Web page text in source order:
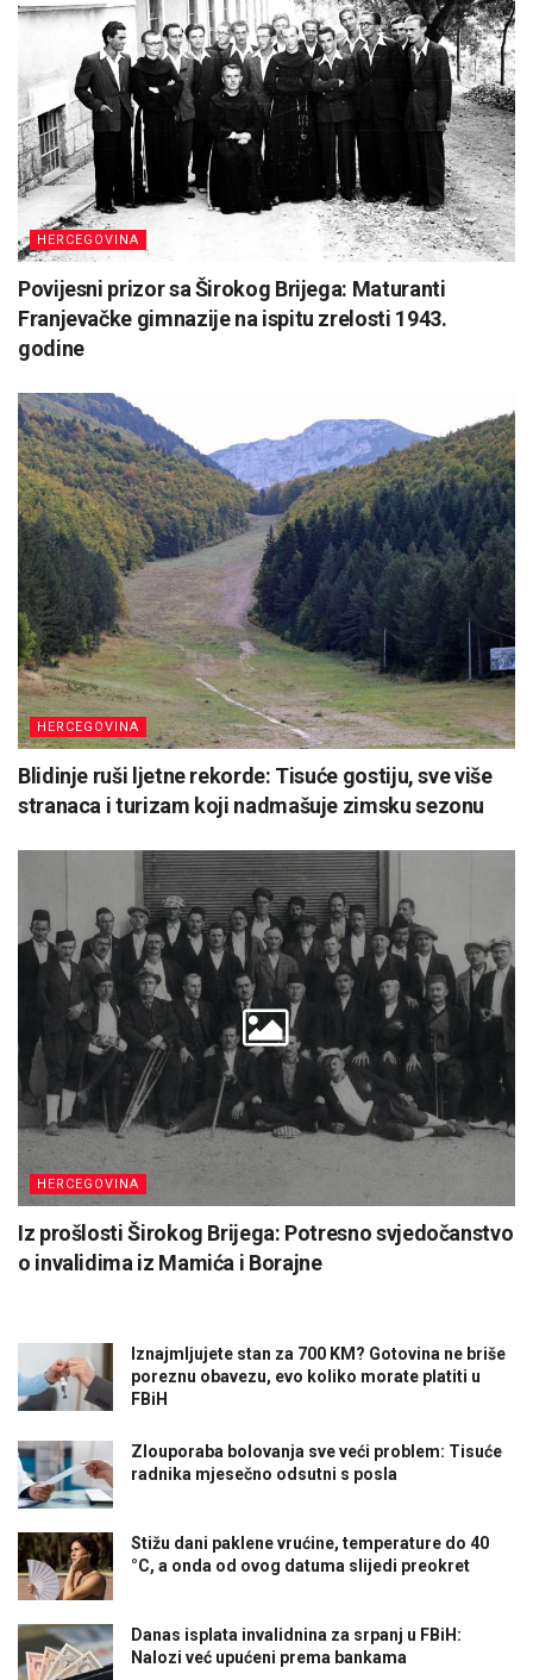
HERCEGOVINA
Povijesni prizor sa Širokog Brijega: Maturanti
Franjevačke gimnazije na ispitu zrelosti 1943.
godine
HERCEGOVINA
Blidinje ruši ljetne rekorde: Tisuće gostiju, sve više
stranaca i turizam koji nadmašuje zimsku sezonu
HERCEGOVINA
Iz prošlosti Širokog Brijega: Potresno svjedočanstvo
o invalidima iz Mamića i Borajne
Iznajmljujete stan za 700 KM? Gotovina ne briše
poreznu obavezu, evo koliko morate platiti u
FBiH
Zlouporaba bolovanja sve veći problem: Tisuće
radnika mjesečno odsutni s posla
Stižu dani paklene vrućine, temperature do 40
°C, a onda od ovog datuma slijedi preokret
Danas isplata invalidnina za srpanj u FBiH:
Nalozi već upućeni prema bankama